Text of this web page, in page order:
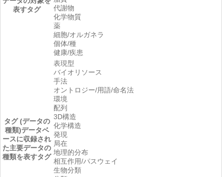
表すタグ
代謝物
化学物質
薬
細胞/オルガネラ
個体/種
健康/疾患
タグ (データの
種類)データベ
ースに収録され
た主要データの
種類を表すタグ
表現型
バイオリソース
手法
オントロジー/用語/命名法
環境
配列
3D構造
化学構造
発現
局在
地理的分布
相互作用/パスウェイ
生物分類